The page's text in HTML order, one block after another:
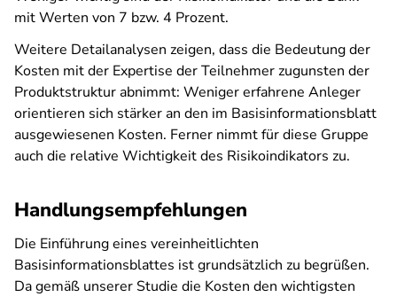
mit Werten von 7 bzw. 4 Prozent.
Weitere Detailanalysen zeigen, dass die Bedeutung der
Kosten mit der Expertise der Teilnehmer zugunsten der
Produktstruktur abnimmt: Weniger erfahrene Anleger
orientieren sich stärker an den im Basisinformationsblatt
ausgewiesenen Kosten. Ferner nimmt für diese Gruppe
auch die relative Wichtigkeit des Risikoindikators zu.
Handlungsempfehlungen
Die Einführung eines vereinheitlichten
Basisinformationsblattes ist grundsätzlich zu begrüßen.
Da gemäß unserer Studie die Kosten den wichtigsten